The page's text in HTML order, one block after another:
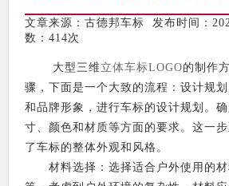
文章来源：古德邦车标 发布时间：
数： 414次
大型三维立体车标LOGO的制作
骤，下面是一个大致的流程：设计规
和品牌形象，进行车标的设计规划。
寸、颜色和材质等方面的要求。这一
了车标的整体外观和风格。
材料选择：选择适合户外使用的材